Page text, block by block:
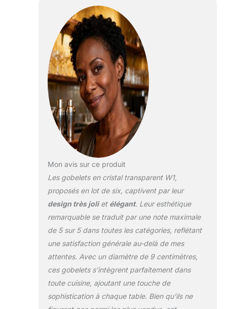
Mon avis sur ce produit
Les gobelets en cristal transparent W1,
proposés en lot de six, captivent par leur
design très joliet élégant. Leur esthétique
remarquable se traduit par une note maximale
de 5 sur 5 dans toutes les catégories, reflétant
une satisfaction générale au-delà de mes
attentes. Avec un diamètre de 9 centimètres,
ces gobelets s’intègrent parfaitement dans
toute cuisine, ajoutant une touche de
sophistication à chaque table. Bien qu’ils ne